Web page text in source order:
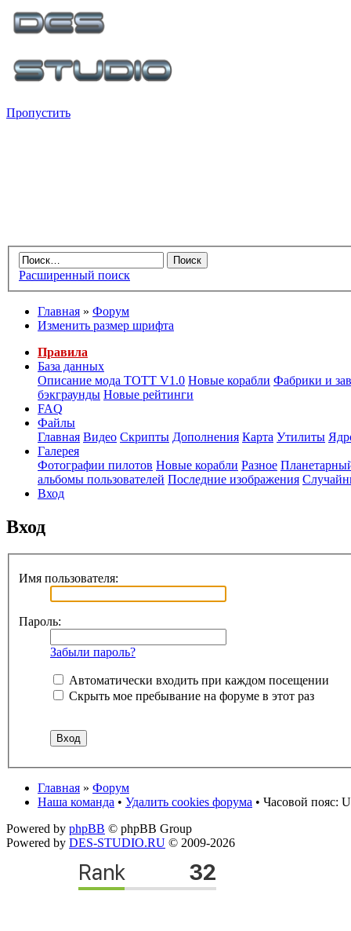
Пропустить
Расширенный поиск
Главная » Форум
Изменить размер шрифта
Правила
База данных
Описание мода ТОТТ V1.0 Новые корабли Фабрики и
бэкграунды Новые рейтинги
FAQ
Файлы
Главная Видео Скрипты Дополнения Карта Утилиты
Галерея
Фотографии пилотов Новые корабли Разное
альбомы пользователей Последние изображения
Вход
Вход
Имя пользователя:
Пароль:
Забыли пароль?
Автоматически входить при каждом посещении
Скрыть мое пребывание на форуме в этот раз
Главная » Форум
Наша команда • Удалить cookies форума • Часовой пояс:
Powered by phpBB © phpBB Group
Powered by DES-STUDIO.RU © 2009-2026